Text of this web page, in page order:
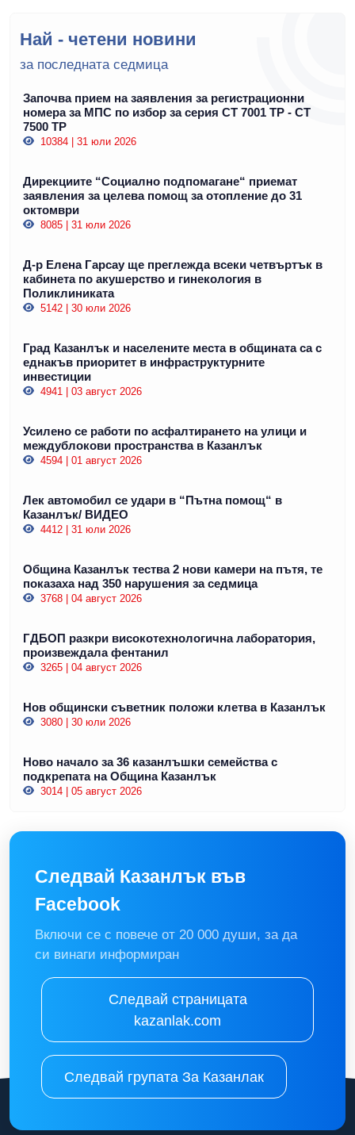
Най - четени новини
за последната седмица
Започва прием на заявления за регистрационни
номера за МПС по избор за серия СТ 7001 ТР - СТ
7500 ТР
10384 | 31 юли 2026
Дирекциите “Социално подпомагане“ приемат
заявления за целева помощ за отопление до 31
октомври
8085 | 31 юли 2026
Д-р Елена Гарсау ще преглежда всеки четвъртък в
кабинета по акушерство и гинекология в
Поликлиниката
5142 | 30 юли 2026
Град Казанлък и населените места в общината са с
еднакъв приоритет в инфраструктурните
инвестиции
4941 | 03 август 2026
Усилено се работи по асфалтирането на улици и
междублокови пространства в Казанлък
4594 | 01 август 2026
Лек автомобил се удари в “Пътна помощ“ в
Казанлък/ ВИДЕО
4412 | 31 юли 2026
Община Казанлък тества 2 нови камери на пътя, те
показаха над 350 нарушения за седмица
3768 | 04 август 2026
ГДБОП разкри високотехнологична лаборатория,
произвеждала фентанил
3265 | 04 август 2026
Нов общински съветник положи клетва в Казанлък
3080 | 30 юли 2026
Ново начало за 36 казанлъшки семейства с
подкрепата на Община Казанлък
3014 | 05 август 2026
Следвай Казанлък във
Facebook
Включи се с повече от 20 000 души, за да
си винаги информиран
Следвай страницата
kazanlak.com
Следвай групата За Казанлак